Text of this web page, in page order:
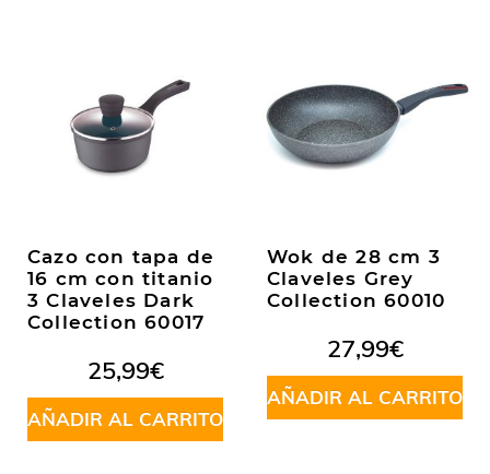
Cazo con tapa de
16 cm con titanio
3 Claveles Dark
Collection 60017
25,99€
AÑADIR AL CARRITO
Wok de 28 cm 3
Claveles Grey
Collection 60010
27,99€
AÑADIR AL CARRITO